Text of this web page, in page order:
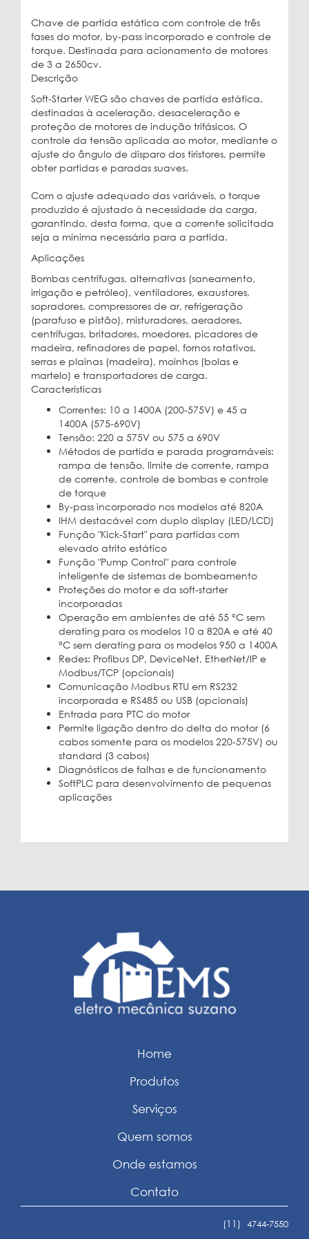
Chave de partida estática com controle de três
fases do motor, by-pass incorporado e controle de
torque. Destinada para acionamento de motores
de 3 a 2650cv.
Descrição
Soft-Starter WEG são chaves de partida estática,
destinadas à aceleração, desaceleração e
proteção de motores de indução trifásicos. O
controle da tensão aplicada ao motor, mediante o
ajuste do ângulo de disparo dos tiristores, permite
obter partidas e paradas suaves.
Com o ajuste adequado das variáveis, o torque
produzido é ajustado à necessidade da carga,
garantindo, desta forma, que a corrente solicitada
seja a mínima necessária para a partida.
Aplicações
Bombas centrífugas, alternativas (saneamento,
irrigação e petróleo), ventiladores, exaustores,
sopradores, compressores de ar, refrigeração
(parafuso e pistão), misturadores, aeradores,
centrífugas, britadores, moedores, picadores de
madeira, refinadores de papel, fornos rotativos,
serras e plainas (madeira), moinhos (bolas e
martelo) e transportadores de carga.
Características
Correntes: 10 a 1400A (200-575V) e 45 a
1400A (575-690V)
Tensão: 220 a 575V ou 575 a 690V
Métodos de partida e parada programáveis:
rampa de tensão, limite de corrente, rampa
de corrente, controle de bombas e controle
de torque
By-pass incorporado nos modelos até 820A
IHM destacável com duplo display (LED/LCD)
Função "Kick-Start" para partidas com
elevado atrito estático
Função "Pump Control" para controle
inteligente de sistemas de bombeamento
Proteções do motor e da soft-starter
incorporadas
Operação em ambientes de até 55 °C sem
derating para os modelos 10 a 820A e até 40
°C sem derating para os modelos 950 a 1400A
Redes: Profibus DP, DeviceNet, EtherNet/IP e
Modbus/TCP (opcionais)
Comunicação Modbus RTU em RS232
incorporada e RS485 ou USB (opcionais)
Entrada para PTC do motor
Permite ligação dentro do delta do motor (6
cabos somente para os modelos 220-575V) ou
standard (3 cabos)
Diagnósticos de falhas e de funcionamento
SoftPLC para desenvolvimento de pequenas
aplicações
Home
Produtos
Serviços
Quem somos
Onde estamos
Contato
(11) 4744-7550